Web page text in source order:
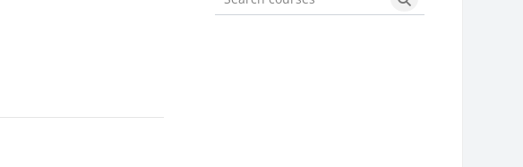
Search courses Search courses